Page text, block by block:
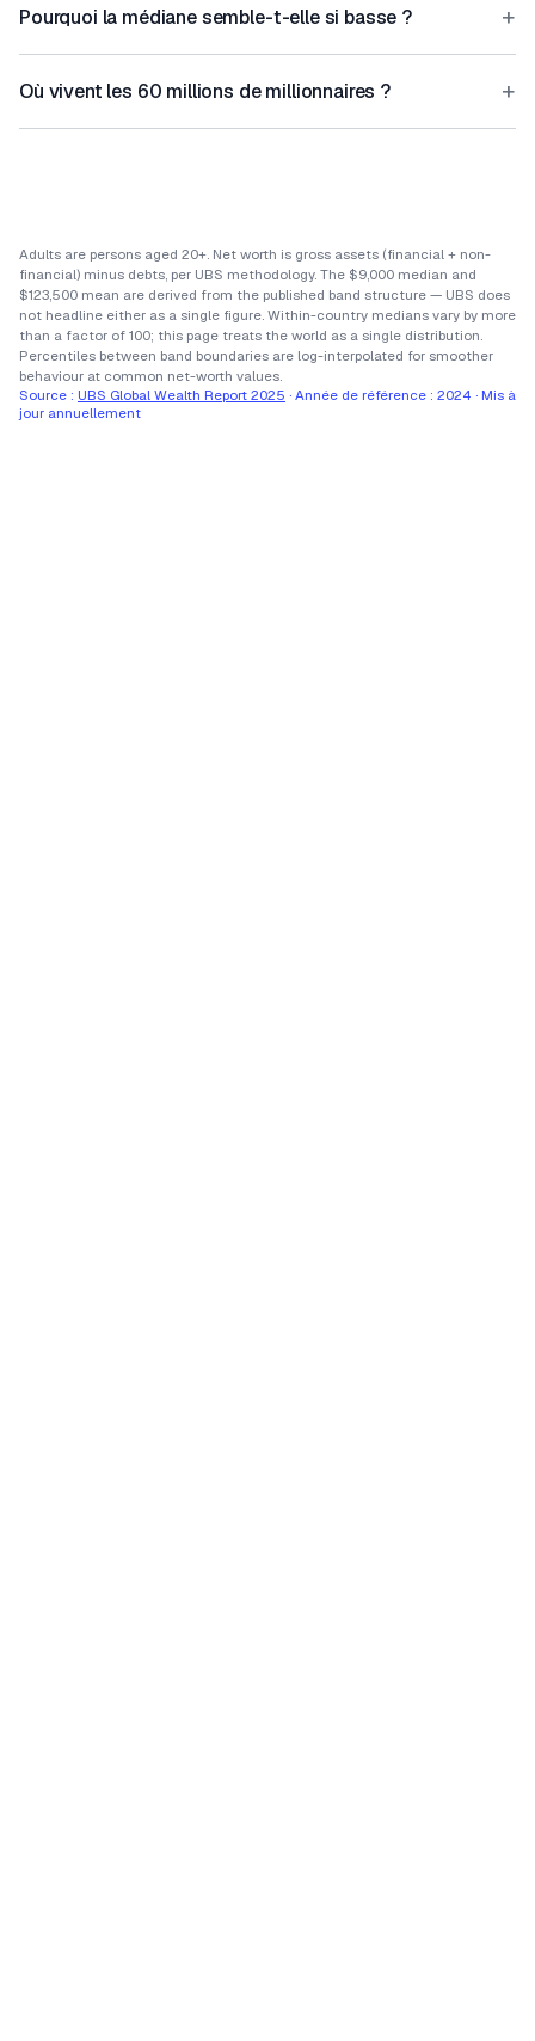
Pourquoi la médiane semble-t-elle si basse ? +
Où vivent les 60 millions de millionnaires ? +
Adults are persons aged 20+. Net worth is gross assets (financial + non-
financial) minus debts, per UBS methodology. The $9,000 median and
$123,500 mean are derived from the published band structure — UBS does
not headline either as a single figure. Within-country medians vary by more
than a factor of 100; this page treats the world as a single distribution.
Percentiles between band boundaries are log-interpolated for smoother
behaviour at common net-worth values.
Source : UBS Global Wealth Report 2025 · Année de référence : 2024 · Mis à
jour annuellement